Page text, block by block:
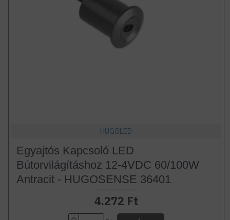
HUGOLED
Egyajtós Kapcsoló LED
Bútorvilágításhoz 12-4VDC 60/100W
Antracit - HUGOSENSE 36401
4.272 Ft